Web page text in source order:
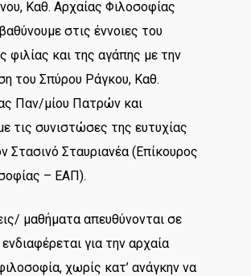
Καθ. Αρχαίας Φιλοσοφίας
στις έννοιες του
φιλίας και της αγάπης με την
του Σπύρου Ράγκου, Καθ.
Παν/μίου Πατρών και
τις συνιστώσες της ευτυχίας
Στασινό Σταυριανέα (Επίκουρος
– ΕΑΠ).
μαθήματα απευθύνονται σε
για την αρχαία
χωρίς κατ’ ανάγκην να